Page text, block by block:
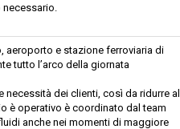
aeroporto e stazione ferroviaria di
tutto l’arco della giornata
necessità dei clienti, così da ridurre al
è operativo è coordinato dal team
anche nei momenti di maggiore